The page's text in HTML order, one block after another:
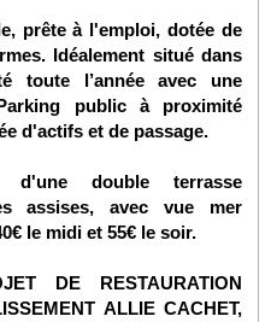
prête à l'emploi, dotée de
Idéalement situé dans
toute l’année avec une
public à proximité
d'actifs et de passage.
d'une double terrasse
assises, avec vue mer
le midi et 55€ le soir.
DE RESTAURATION
ALLIE CACHET,